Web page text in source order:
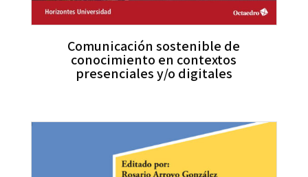
Comunicación sostenible de
conocimiento en contextos
presenciales y/o digitales